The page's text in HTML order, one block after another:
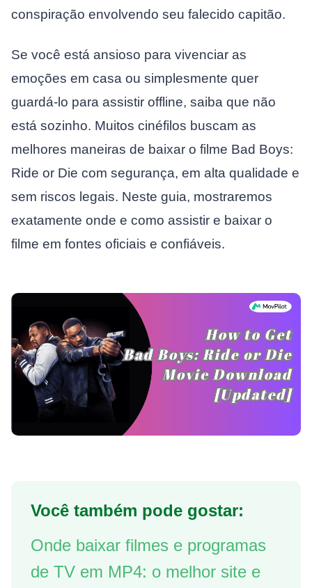
conspiração envolvendo seu falecido capitão.
Se você está ansioso para vivenciar as
emoções em casa ou simplesmente quer
guardá-lo para assistir offline, saiba que não
está sozinho. Muitos cinéfilos buscam as
melhores maneiras de baixar o filme Bad Boys:
Ride or Die com segurança, em alta qualidade e
sem riscos legais. Neste guia, mostraremos
exatamente onde e como assistir e baixar o
filme em fontes oficiais e confiáveis.
Você também pode gostar:
Onde baixar filmes e programas
de TV em MP4: o melhor site e